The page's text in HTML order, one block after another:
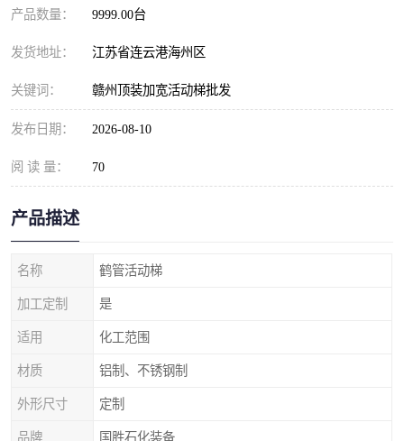
产品数量： 9999.00台
发货地址： 江苏省连云港海州区
关键词： 赣州顶装加宽活动梯批发
发布日期： 2026-08-10
阅 读 量： 70
产品描述
名称 鹤管活动梯
加工定制 是
适用 化工范围
材质 铝制、不锈钢制
外形尺寸 定制
品牌 国胜石化装备